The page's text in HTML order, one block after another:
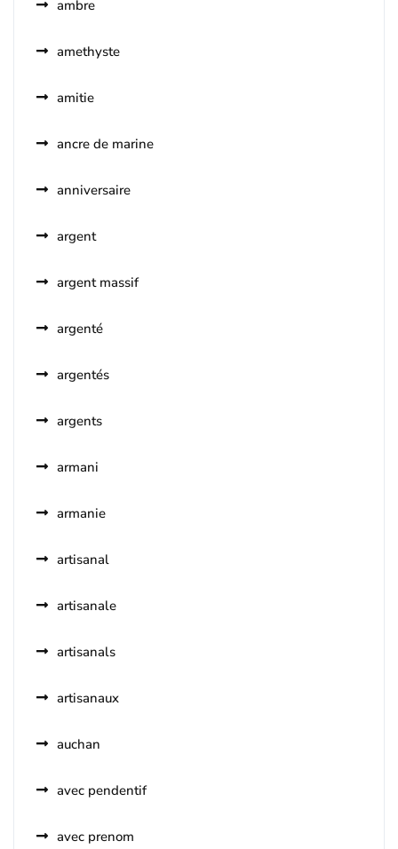
ambre
amethyste
amitie
ancre de marine
anniversaire
argent
argent massif
argenté
argentés
argents
armani
armanie
artisanal
artisanale
artisanals
artisanaux
auchan
avec pendentif
avec prenom